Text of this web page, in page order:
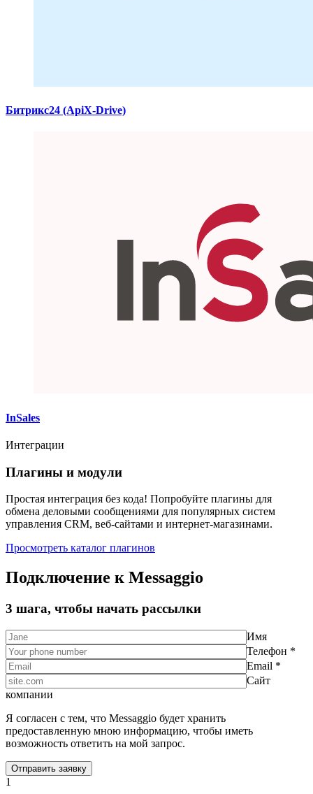
Битрикс24 (ApiX-Drive)
InSales
Интеграции
Плагины и модули
Простая интеграция без кода! Попробуйте плагины для
обмена деловыми сообщениями для популярных систем
управления CRM, веб-сайтами и интернет-магазинами.
Просмотреть каталог плагинов
Подключение к Messaggio
3 шага, чтобы начать рассылки
Имя
Телефон *
Email *
Сайт
компании
Я согласен с тем, что Messaggio будет хранить
предоставленную мною информацию, чтобы иметь
возможность ответить на мой запрос.
1